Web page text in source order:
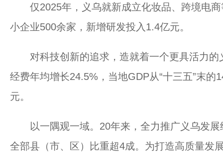
仅2025年，义乌就新成立化妆品、跨境电商
小企业500余家，新增研发投入1.4亿元。
对科技创新的追求，造就着一个更具活力的
经费年均增长24.5%，当地GDP从“十三五”末的
元。
以一隅观一域。20年来，全力推广义乌发展
全部县（市、区）比重超4成。为打造高质量发